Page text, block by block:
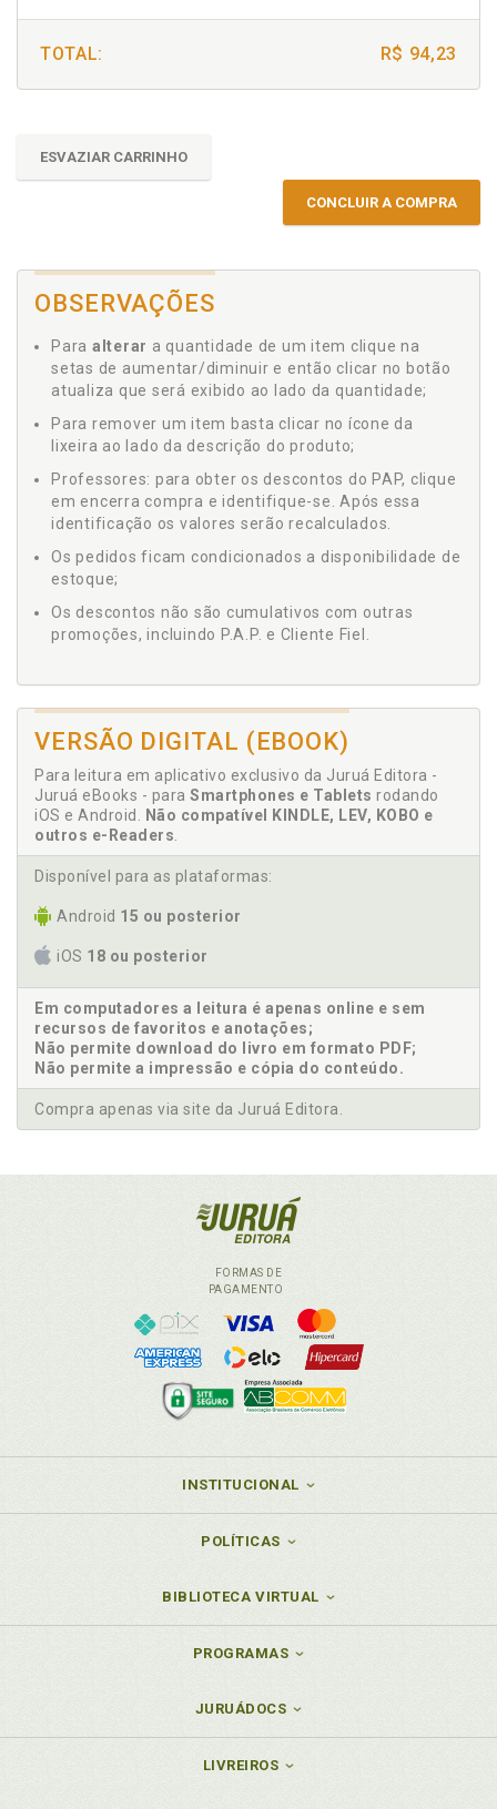
TOTAL: R$ 94,23
ESVAZIAR CARRINHO
CONCLUIR A COMPRA
OBSERVAÇÕES
Para alterar a quantidade de um item clique na
setas de aumentar/diminuir e então clicar no botão
atualiza que será exibido ao lado da quantidade;
Para remover um item basta clicar no ícone da
lixeira ao lado da descrição do produto;
Professores: para obter os descontos do PAP, clique
em encerra compra e identifique-se. Após essa
identificação os valores serão recalculados.
Os pedidos ficam condicionados a disponibilidade de
estoque;
Os descontos não são cumulativos com outras
promoções, incluindo P.A.P. e Cliente Fiel.
VERSÃO DIGITAL (EBOOK)
Para leitura em aplicativo exclusivo da Juruá Editora -
Juruá eBooks - para Smartphones e Tablets rodando
iOS e Android.
Não compatível KINDLE, LEV, KOBO e
outros e-Readers
Disponível para as plataformas:
Android 15 ou posterior
iOS 18 ou posterior
Em computadores a leitura é apenas online e sem
recursos de favoritos e anotações;
Não permite download do livro em formato PDF;
Não permite a impressão e cópia do conteúdo.
Compra apenas via site da Juruá Editora.
FORMAS DE
PAGAMENTO
INSTITUCIONAL
POLÍTICAS
BIBLIOTECA VIRTUAL
PROGRAMAS
JURUÁDOCS
LIVREIROS